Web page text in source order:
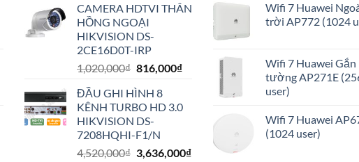
là:
2,430,000₫.
tại
1,944,000₫.
CAMERA HDTVI THÂN
HỒNG NGOẠI
HIKVISION DS-
2CE16D0T-IRP
1,020,000₫ Giá
là:
1,020,000₫.
816,000₫Giá
là:
816,000₫.
ĐẦU GHI HÌNH 8
KÊNH TURBO HD 3.0
HIKVISION DS-
7208HQHI-F1/N
4,520,000₫ Giá
3,636,000₫Giá
Wifi 7 Huawei
trời AP772 (1024
Wifi 7 Huawei Gắn
tường AP271E
user)
Wifi 7 Huawei
(1024 user)